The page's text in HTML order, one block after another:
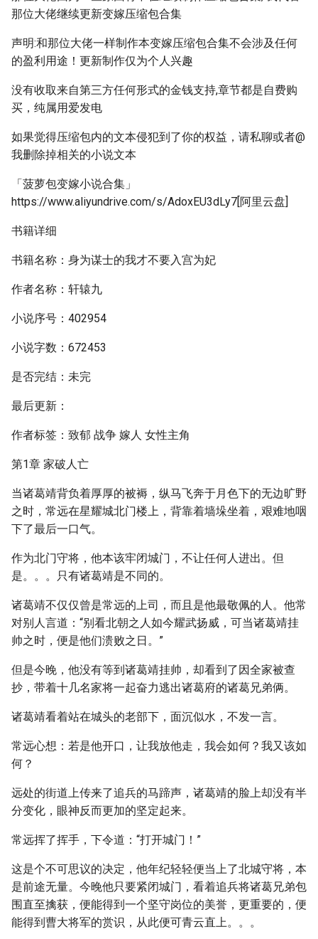
那位大佬继续更新变嫁压缩包合集
声明:和那位大佬一样制作本变嫁压缩包合集不会涉及任何
的盈利用途！更新制作仅为个人兴趣
没有收取来自第三方任何形式的金钱支持,章节都是自费购
买，纯属用爱发电
如果觉得压缩包内的文本侵犯到了你的权益，请私聊或者@
我删除掉相关的小说文本
「菠萝包变嫁小说合集」
https://www.aliyundrive.com/s/AdoxEU3dLy7[阿里云盘]
书籍详细
书籍名称：身为谋士的我才不要入宫为妃
作者名称：轩辕九
小说序号：402954
小说字数：672453
是否完结：未完
最后更新：
作者标签：致郁 战争 嫁人 女性主角
第1章 家破人亡
当诸葛靖背负着厚厚的被褥，纵马飞奔于月色下的无边旷野
之时，常远在星耀城北门楼上，背靠着墙垛坐着，艰难地咽
下了最后一口气。
作为北门守将，他本该牢闭城门，不让任何人进出。但
是。。。只有诸葛靖是不同的。
诸葛靖不仅仅曾是常远的上司，而且是他最敬佩的人。他常
对别人言道：“别看北朝之人如今耀武扬威，可当诸葛靖挂
帅之时，便是他们溃败之日。”
但是今晚，他没有等到诸葛靖挂帅，却看到了因全家被查
抄，带着十几名家将一起奋力逃出诸葛府的诸葛兄弟俩。
诸葛靖看着站在城头的老部下，面沉似水，不发一言。
常远心想：若是他开口，让我放他走，我会如何？我又该如
何？
远处的街道上传来了追兵的马蹄声，诸葛靖的脸上却没有半
分变化，眼神反而更加的坚定起来。
常远挥了挥手，下令道：“打开城门！”
这是个不可思议的决定，他年纪轻轻便当上了北城守将，本
是前途无量。今晚他只要紧闭城门，看着追兵将诸葛兄弟包
围直至擒获，便能得到一个坚守岗位的美誉，更重要的，便
能得到曹大将军的赏识，从此便可青云直上。。。